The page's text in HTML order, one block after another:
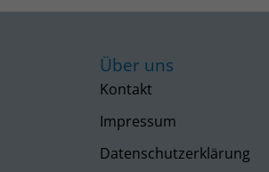
Über uns
Kontakt
Impressum
Datenschutzerklärung